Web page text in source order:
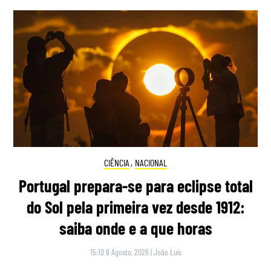
CIÊNCIA , NACIONAL
Portugal prepara-se para eclipse total
do Sol pela primeira vez desde 1912:
saiba onde e a que horas
15:10 6 Agosto, 2026 |João Luís